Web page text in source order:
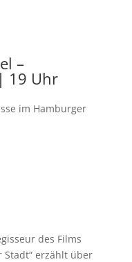
–
19 Uhr
des Films
Stadt“ erzählt über